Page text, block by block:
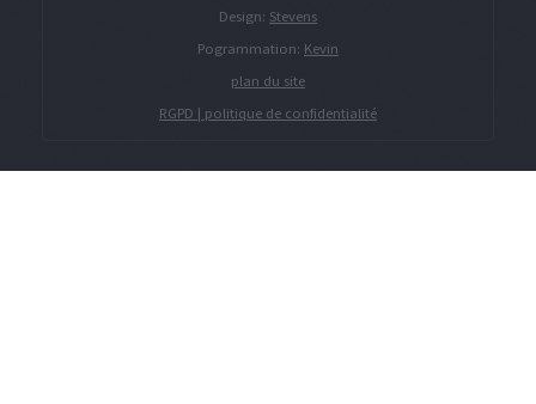
Design: Stevens
Pogrammation: Kevin
plan du site
RGPD | politique de confidentialité